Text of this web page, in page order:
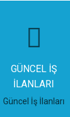
GÜNCEL İŞ
İLANLARI
Güncel İş İlanları